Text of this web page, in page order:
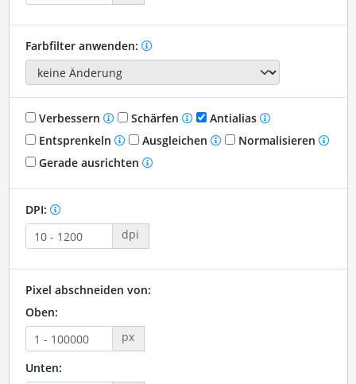
Farbfilter anwenden:
Verbessern Schärfen
Antialias
Entsprenkeln
Ausgleichen
Normalisieren
Gerade ausrichten
DPI:
dpi
Pixel abschneiden von:
Oben:
px
Unten: